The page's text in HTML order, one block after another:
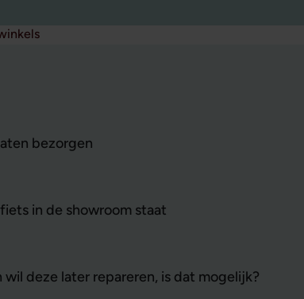
bezorgen
in de showroom staat
deze later repareren, is dat mogelijk?